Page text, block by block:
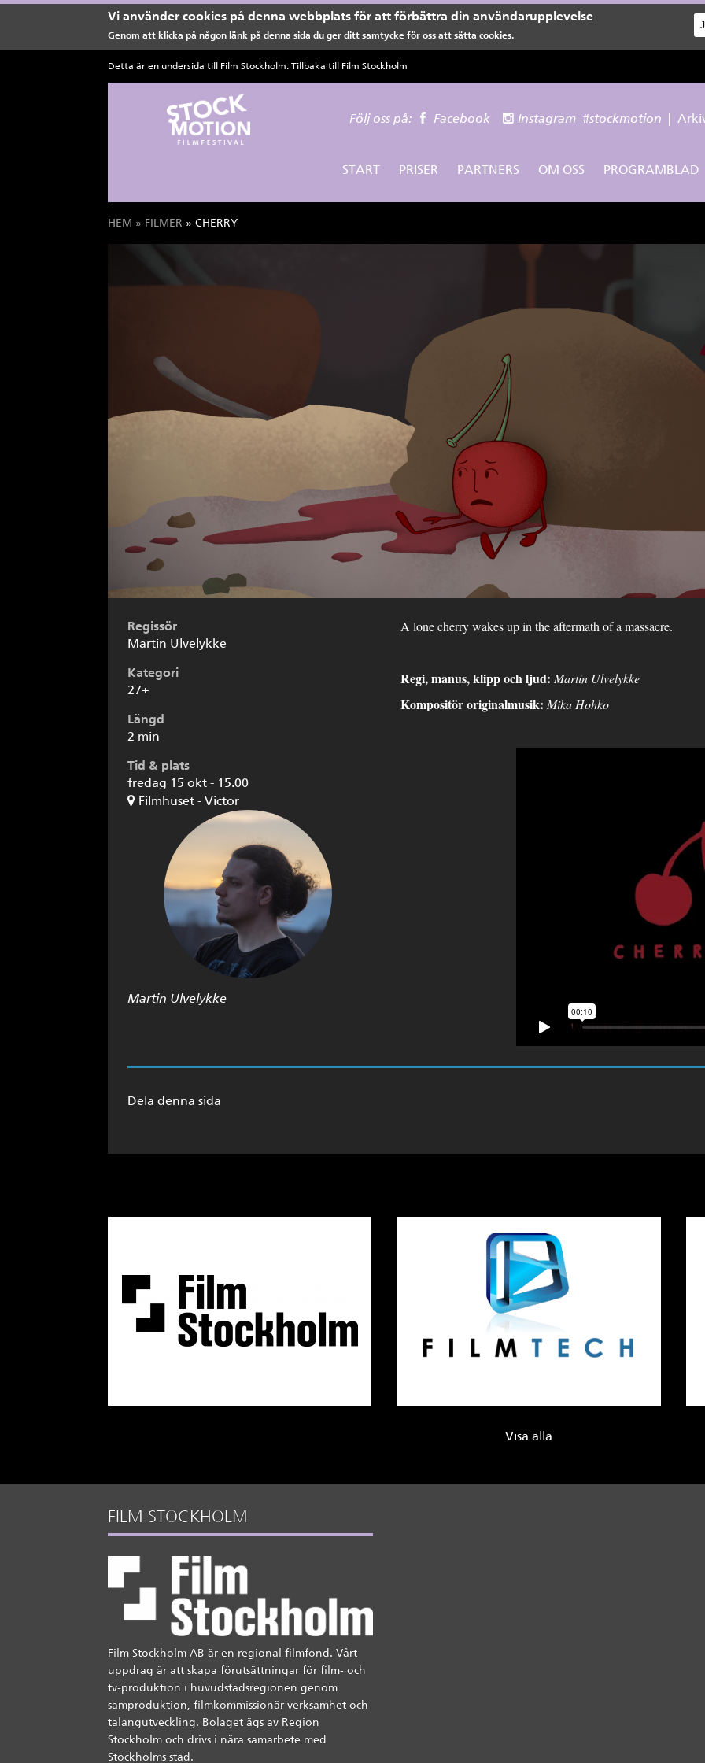
Vi använder cookies på denna webbplats för att förbättra din användarupplevelse
Genom att klicka på någon länk på denna sida du ger ditt samtycke för oss att sätta cookies.
Detta är en undersida till Film Stockholm. Tillbaka till Film Stockholm
Följ oss på: Facebook Instagram #stockmotion |
START PRISER PARTNERS OM OSS PROGRAMBLAD
Du är här
HEM » FILMER » CHERRY
Regissör
Martin Ulvelykke
Kategori
27+
Längd
2 min
Tid & plats
fredag 15 okt - 15.00
Filmhuset - Victor
Martin Ulvelykke
A lone cherry wakes up in the aftermath of a massacre.
Regi, manus, klipp och ljud: Martin Ulvelykke
Kompositör originalmusik: Mika Hohko
Dela denna sida
Visa alla
FILM STOCKHOLM
Film Stockholm AB är en regional filmfond. Vårt
uppdrag är att skapa förutsättningar för film- och
tv-produktion i huvudstadsregionen genom
samproduktion, filmkommissionär verksamhet och
talangutveckling. Bolaget ägs av Region
Stockholm och drivs i nära samarbete med
Stockholms stad.